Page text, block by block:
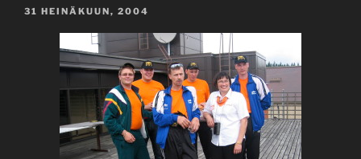
JULKAISTU
31 HEINÄKUUN, 2004